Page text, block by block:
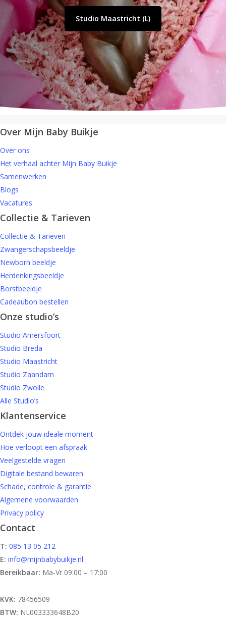
Studio Maastricht (L)
Bestel een cadeaubon
Over Mijn Baby Buikje
Over ons
Het verhaal achter Mijn Baby Buikje
Samenwerken
Blogs
Vacatures
Collectie & Tarieven
Collectie & Tarieven
Zwangerschapsbeeldje
Newborn beeldje
Herdenkingsbeeldje
Borstbeeldje
Cadeaubon bestellen
Onze studio’s
Studio Amersfoort
Studio Breda
Studio Maastricht
Studio Zaandam
Studio Zwolle
Alle Studio’s
Klantenservice
Ontdek jouw ideale moment
Hoe verloopt een afspraak
Veelgestelde vragen
Digitale bestand bewaren
Schade, controle & garantie
Algemene voorwaarden
Privacy policy
Contact
T: 085 13 05 212
E: info@mijnbabybuikje.nl
Bereikbaar: Ma-Vr 09:00 – 17:00
KVK: 78456509
BTW: NL003333648B20